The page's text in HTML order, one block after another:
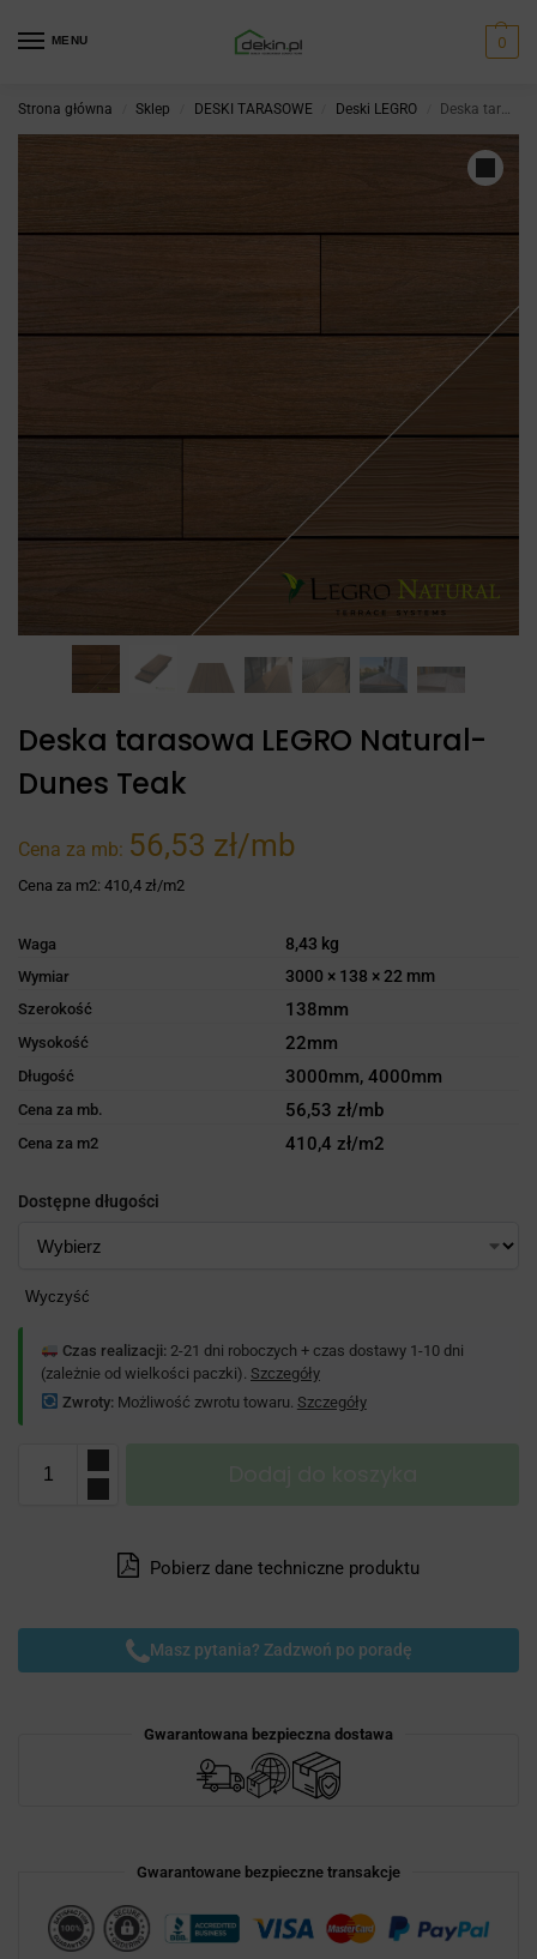
MENU 0
Strona główna Sklep DESKI TARASOWE Deski LEGRO Deska tarasowa LEGRO Natural-Dunes Teak
Deska tarasowa LEGRO Natural-
Dunes Teak
Cena za mb: 56,53 zł/mb
Cena za m2: 410,4 zł/m2
Waga 8,43 kg
Wymiar 3000 × 138 × 22 mm
Szerokość 138mm
Wysokość 22mm
Długość 3000mm, 4000mm
Cena za mb. 56,53 zł/mb
Cena za m2 410,4 zł/m2
Dostępne długości
Wyczyść
Czas realizacji:2-21 dni roboczych + czas dostawy 1-10 dni
(zależnie od wielkości paczki). Szczegóły
Zwroty:Możliwość zwrotu towaru. Szczegóły
Pobierz dane techniczne produktu
Masz pytania? Zadzwoń po poradę
Gwarantowana bezpieczna dostawa
Gwarantowane bezpieczne transakcje